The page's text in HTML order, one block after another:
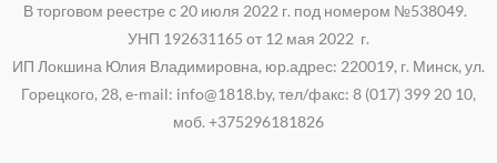
В торговом реестре с 20 июля 2022 г. под номером №538049.
УНП 192631165 от 12 мая 2022 г.
ИП Локшина Юлия Владимировна, юр.адрес: 220019, г. Минск, ул.
Горецкого, 28, e-mail: info@1818.by, тел/факс: 8 (017) 399 20 10,
моб. +375296181826